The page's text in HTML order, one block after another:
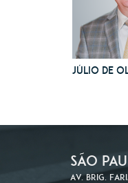
Júlio de
SÃO
Av. Brig.